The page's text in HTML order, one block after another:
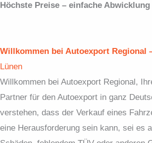
Höchste Preise – einfache Abwicklung
Willkommen bei Autoexport Regional
Lünen
Willkommen bei Autoexport Regional,
Partner für den Autoexport in ganz
verstehen, dass der Verkauf eines
eine Herausforderung sein kann, sei es